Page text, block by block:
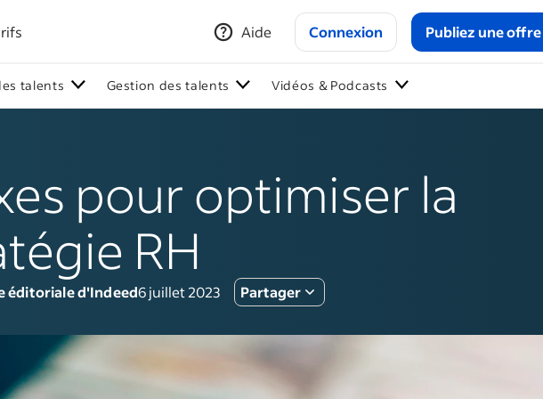
Aide Connexion Publiez une
talents Gestion des talents Vidéos & Podcasts
pour optimiser la
RH
éditoriale d'Indeed6 juillet 2023 Partager